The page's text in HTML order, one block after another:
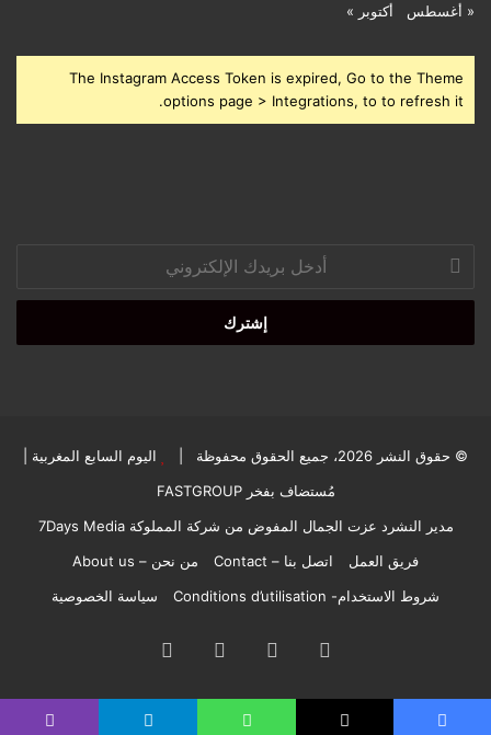
« أغسطس أكتوبر »
The Instagram Access Token is expired, Go to the Theme
options page > Integrations, to to refresh it.
بريدك
الإلكتروني
© حقوق النشر 2026، جميع الحقوق محفوظة | اليوم السابع المغربية
مُستضاف بفخرFASTGROUP
مدير النشرد عزت الجمال المفوض من شركة المملوكة 7Days Media
فريق العمل
اتصل بنا – Contact
من نحن – About us
شروط الاستخدام- Conditions d’utilisation
سياسة الخصوصية
فيسبوك ‫YouTube